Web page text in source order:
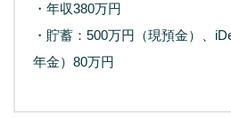
・年収380万円
・貯蓄：500万円（現預金）、
年金）80万円